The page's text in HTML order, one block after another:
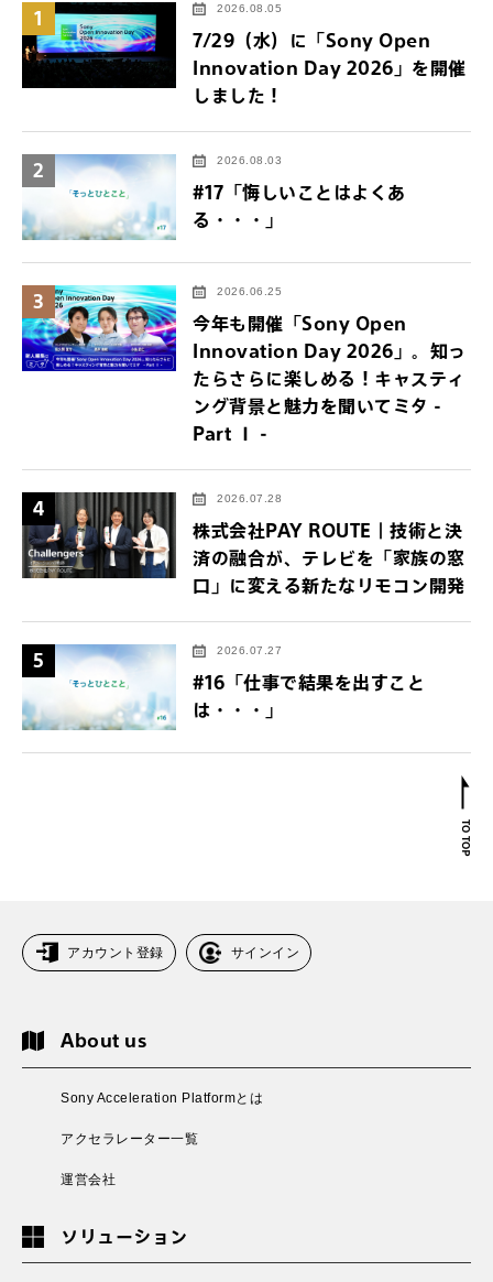
1 2026.08.05
7/29（水）に「Sony Open
Innovation Day 2026」を開催
しました！
2 2026.08.03
#17「悔しいことはよくあ
る・・・」
3 2026.06.25
今年も開催「Sony Open
Innovation Day 2026」。知っ
たらさらに楽しめる！キャスティ
ング背景と魅力を聞いてミタ -
Part Ⅰ -
4 2026.07.28
株式会社PAY ROUTE｜技術と決
済の融合が、テレビを「家族の窓
口」に変える新たなリモコン開発
5 2026.07.27
#16「仕事で結果を出すこと
は・・・」
アカウント登録 サインイン
About us
Sony Acceleration Platformとは
アクセラレーター一覧
運営会社
ソリューション